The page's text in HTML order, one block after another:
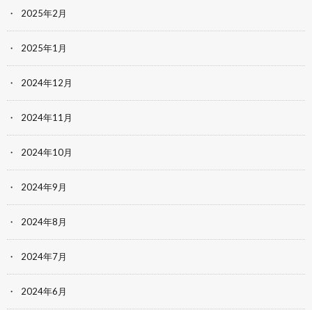
2025年2月
2025年1月
2024年12月
2024年11月
2024年10月
2024年9月
2024年8月
2024年7月
2024年6月